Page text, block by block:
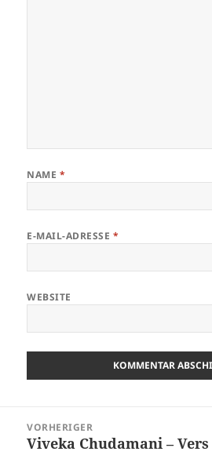
NAME *
E-MAIL-ADRESSE *
WEBSITE
VORHERIGER
Vorheriger
Viveka Chudamani – Vers